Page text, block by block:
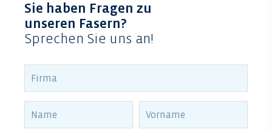
Sie haben Fragen zu
unseren Fasern?
Sprechen Sie uns an!